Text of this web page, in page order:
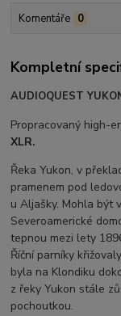
Komentáře 0
Kompletní
AUDIOQUEST
Propracovaný high-
XLR.
Řeka Yukon, v
pramenem pod
u Aljašky. Mohla být
Severoamerické
tepnou mezi lety
Říční parníky
byla na Klondiku
z řeky Yukon stále
pochoutkou.